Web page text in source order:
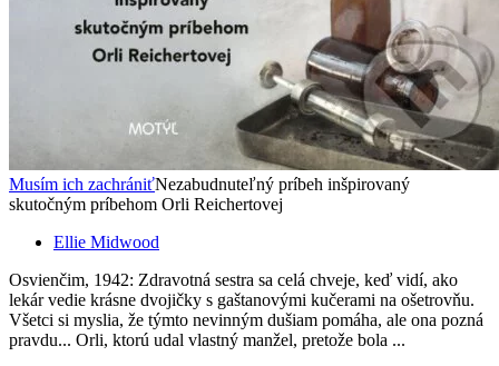
Musím ich zachrániťNezabudnuteľný príbeh inšpirovaný
skutočným príbehom Orli Reichertovej
Ellie Midwood
Osvienčim, 1942: Zdravotná sestra sa celá chveje, keď vidí, ako
lekár vedie krásne dvojičky s gaštanovými kučerami na ošetrovňu.
Všetci si myslia, že týmto nevinným dušiam pomáha, ale ona pozná
pravdu... Orli, ktorú udal vlastný manžel, pretože bola ...